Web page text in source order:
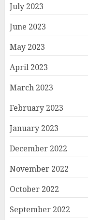
July 2023
June 2023
May 2023
April 2023
March 2023
February 2023
January 2023
December 2022
November 2022
October 2022
September 2022